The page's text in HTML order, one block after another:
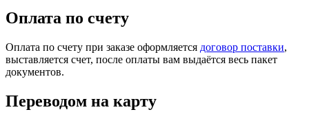
Оплата по счету
Оплата по счету при заказе оформляется договор поставки,
выставляется счет, после оплаты вам выдаётся весь пакет
документов.
Переводом на карту